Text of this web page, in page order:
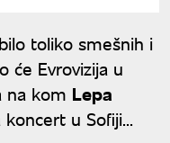
toliko smešnih i
će Evrovizija u
na kom Lepa
u Sofiji...